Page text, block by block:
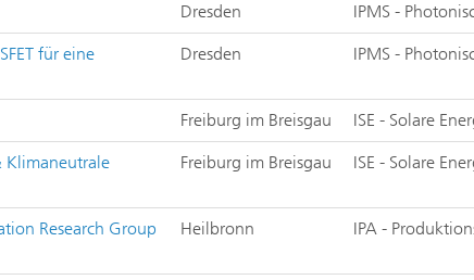
Dresden IPMS -
für eine
Dresden IPMS -
Freiburg im Breisgau ISE - Solare
Klimaneutrale
Freiburg im Breisgau ISE - Solare
Research Group
Heilbronn IPA -